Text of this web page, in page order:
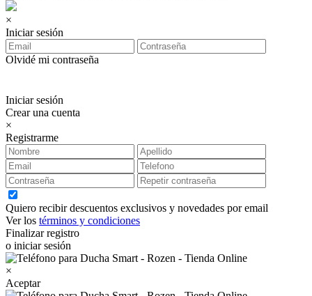
×
Iniciar sesión
Olvidé mi contraseña
Iniciar sesión
Crear una cuenta
×
Registrarme
Quiero recibir descuentos exclusivos y novedades por email
Ver los términos y condiciones
Finalizar registro
o iniciar sesión
×
Aceptar